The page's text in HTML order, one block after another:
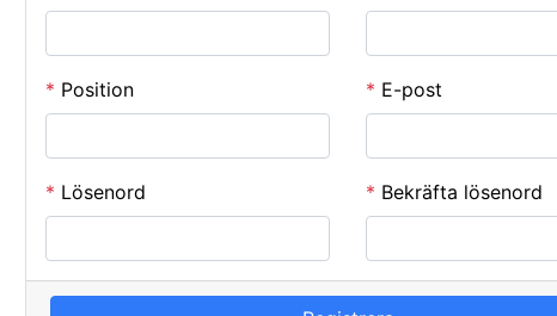
* Position * E-post
* Lösenord * Bekräfta lösenord